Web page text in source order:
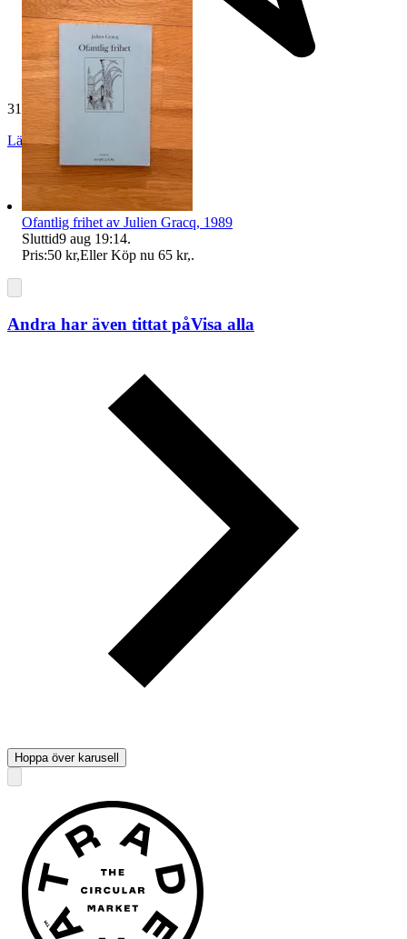
311 omdömen
Läs omdömen
Ofantlig frihet av Julien Gracq, 1989
Sluttid9 aug 19:14.
Pris:50 kr,Eller Köp nu 65 kr,.
Andra har även tittat påVisa alla
Hoppa över karusell